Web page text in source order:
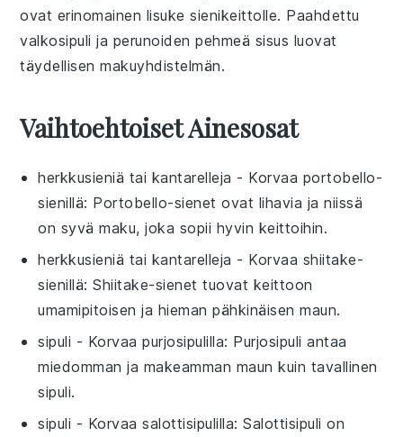
ovat erinomainen lisukesienikeittolle. Paahdettu
valkosipuli ja perunoiden pehmeä sisus luovat
täydellisen makuyhdistelmän.
Vaihtoehtoiset Ainesosat
herkkusieniä tai kantarelleja - Korvaa portobello-
sienillä: Portobello-sienet ovat lihavia ja niissä
on syvä maku, joka sopii hyvin keittoihin.
herkkusieniä tai kantarelleja - Korvaa shiitake-
sienillä: Shiitake-sienet tuovat keittoon
umamipitoisen ja hieman pähkinäisen maun.
sipuli - Korvaapurjosipulilla: Purjosipuli antaa
miedomman ja makeamman maun kuin tavallinen
sipuli.
sipuli - Korvaasalottisipulilla: Salottisipuli on